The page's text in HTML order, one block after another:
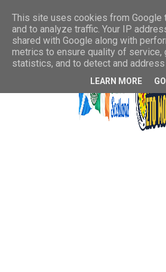
This site uses cookies from
and to analyze traffic. Your IP
shared with Google along with
metrics to ensure quality of service,
statistics, and to detect and address
LEARN MORE